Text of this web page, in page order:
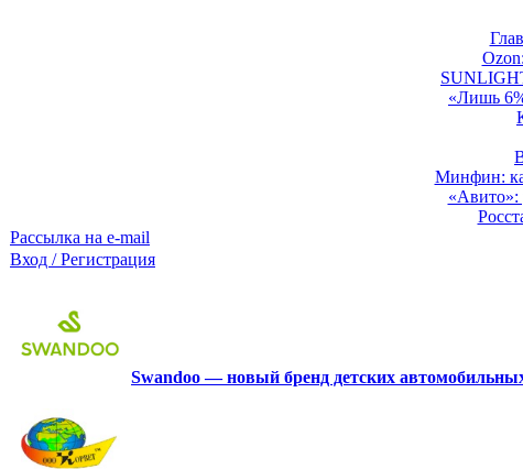
«Лишь
Минфин:
«Авито»:
Рассылка на e-mail
Вход / Регистрация
Swandoo — новый бренд детских